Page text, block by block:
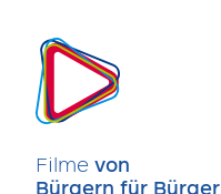
Filme von